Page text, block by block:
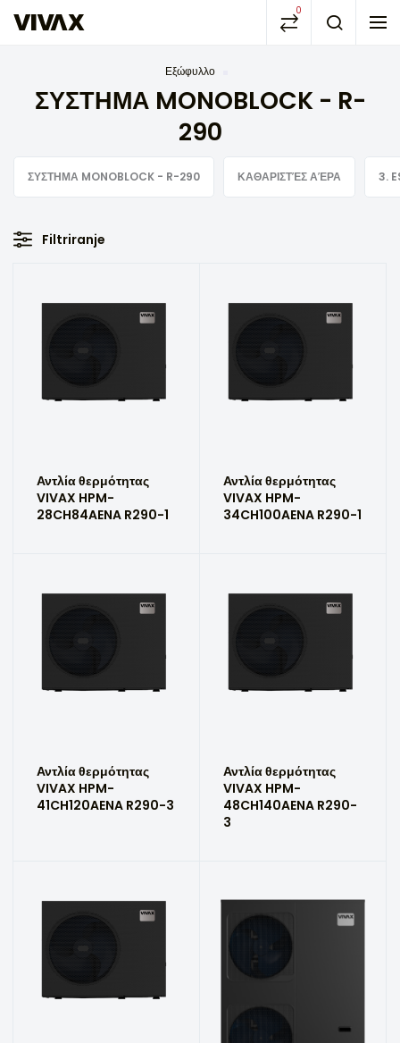
0
Εξώφυλλο
ΣΥΣΤΗΜΑ MONOBLOCK - R-
290
ΣΥΣΤΗΜΑ MONOBLOCK - R-290 ΚΑΘΑΡΙΣΤΈΣ ΑΈΡΑ 3.
Filtriranje
Αντλία θερμότητας
VIVAX HPM-
28CH84AENA R290-1
Αντλία θερμότητας
VIVAX HPM-
34CH100AENA R290-1
Αντλία θερμότητας
VIVAX HPM-
41CH120AENA R290-3
Αντλία θερμότητας
VIVAX HPM-
48CH140AENA R290-
3